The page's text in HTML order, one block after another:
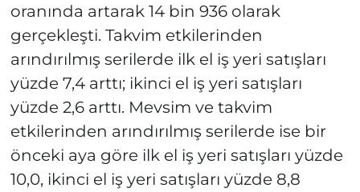
oranında artarak 14 bin 936 olarak
gerçekleşti. Takvim etkilerinden
arındırılmış serilerde ilk el iş yeri satışları
yüzde 7,4 arttı; ikinci el iş yeri satışları
yüzde 2,6 arttı. Mevsim ve takvim
etkilerinden arındırılmış serilerde ise bir
önceki aya göre ilk el iş yeri satışları yüzde
10,0, ikinci el iş yeri satışları yüzde 8,8